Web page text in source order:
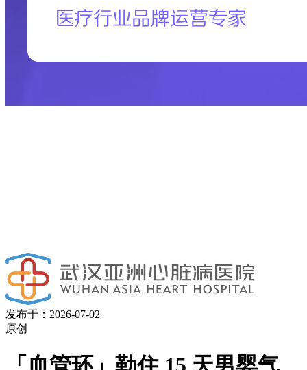
发布于：2026-07-02
原创